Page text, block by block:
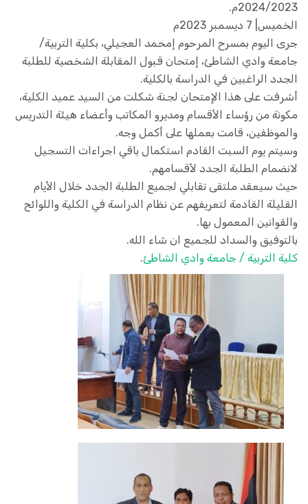
2024/2023م.
الخميس| 7 ديسمبر 2023م
جرى اليوم بمسرح المرحوم إمحمد العجيلي، بكلية التربية/
جامعة وادي الشاطئ، إمتحان قبول المقابلة الشخصية للطلبة
الجدد الراغبين في الدراسة بالكلية.
أشرفت على هذا الإمتحان لجنة شكلت من السيد عميد الكلية،
مكونة من رؤساء الأقسام ومديرو المكاتب وأعضاء هيئة التدريس
والموظفين، قامت بعملها على أكمل وجه.
وسيتم يوم السبت القادم استكمال باقي اجراءات التسجيل
لانضمام الطلبة الجدد لأقسامهم.
حيث سيعقد ملتقى تقابلي لجميع الطلبة الجدد خلال الأيام
القليلة القادمة لتعريفهم عن نظام الدراسة في الكلية واللوائح
والقوانين المعمول بها.
بالتوفيق والسداد للجميع ان شاء الله.
كلية التربية / جامعة وادي الشاطئ.